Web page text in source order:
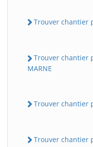
Trouver chantier
Trouver chantier
MARNE
Trouver chantier
Trouver chantier